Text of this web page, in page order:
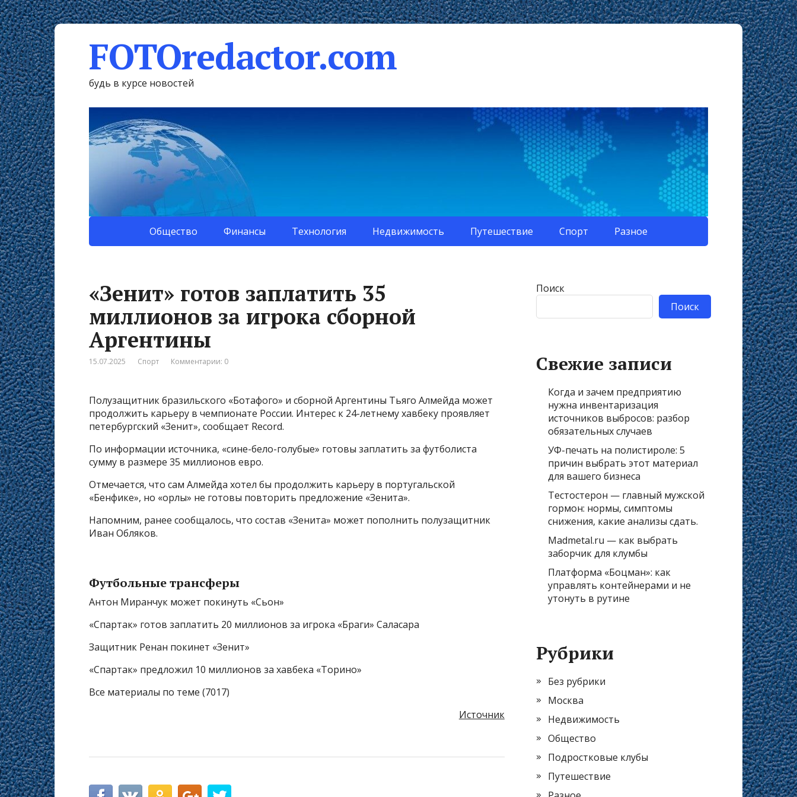
FOTOredactor.com
будь в курсе новостей
Общество Финансы Технология Недвижимость Путешествие Спорт Разное
«Зенит» готов заплатить 35
миллионов за игрока сборной
Аргентины
15.07.2025 Спорт Комментарии: 0
Полузащитник бразильского «Ботафого» и сборной Аргентины Тьяго Алмейда может
продолжить карьеру в чемпионате России. Интерес к 24-летнему хавбеку проявляет
петербургский «Зенит», сообщает Record.
По информации источника, «сине-бело-голубые» готовы заплатить за футболиста
сумму в размере 35 миллионов евро.
Отмечается, что сам Алмейда хотел бы продолжить карьеру в португальской
«Бенфике», но «орлы» не готовы повторить предложение «Зенита».
Напомним, ранее сообщалось, что состав «Зенита» может пополнить полузащитник
Иван Обляков.
Футбольные трансферы
Антон Миранчук может покинуть «Сьон»
«Спартак» готов заплатить 20 миллионов за игрока «Браги» Саласара
Защитник Ренан покинет «Зенит»
«Спартак» предложил 10 миллионов за хавбека «Торино»
Все материалы по теме (7017)
Источник
Поиск
Поиск
Свежие записи
Когда и зачем предприятию
нужна инвентаризация
источников выбросов: разбор
обязательных случаев
УФ-печать на полистироле: 5
причин выбрать этот материал
для вашего бизнеса
Тестостерон — главный мужской
гормон: нормы, симптомы
снижения, какие анализы сдать.
Madmetal.ru — как выбрать
заборчик для клумбы
Платформа «Боцман»: как
управлять контейнерами и не
утонуть в рутине
Рубрики
Без рубрики
Москва
Недвижимость
Общество
Подростковые клубы
Путешествие